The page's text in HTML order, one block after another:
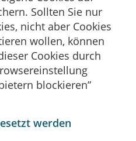
Sollten Sie nur
nicht aber Cookies
wollen, können
Cookies durch
blockieren”
werden